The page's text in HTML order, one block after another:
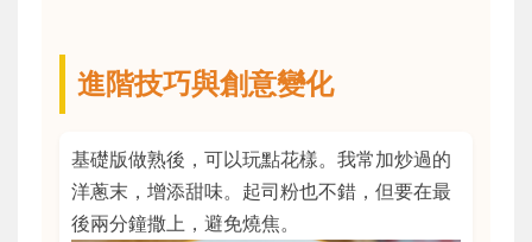
進階技巧與創意變化
基礎版做熟後，可以玩點花樣。我常加炒過的
洋蔥末，增添甜味。起司粉也不錯，但要在最
後兩分鐘撒上，避免燒焦。